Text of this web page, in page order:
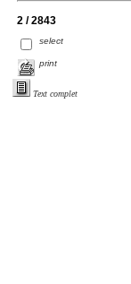
2 / 2843
select
print
Text complet